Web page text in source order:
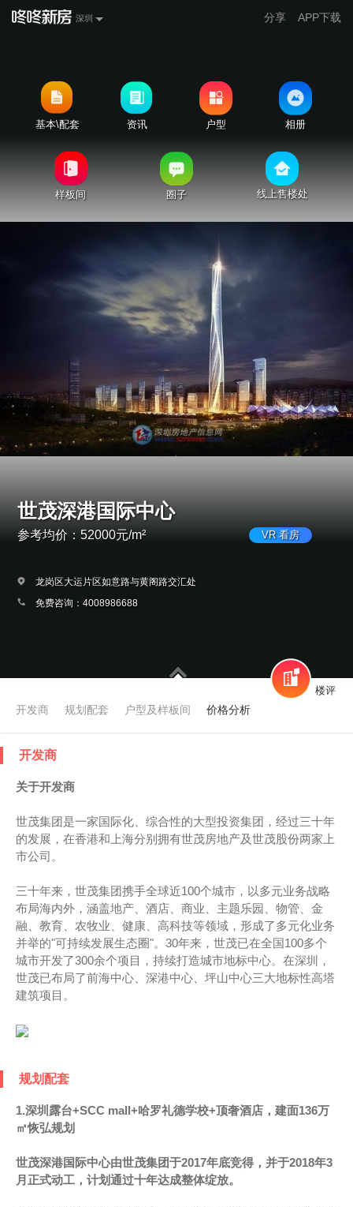
深圳 分享 APP下载
基本\配套 资讯 户型 相册
样板间 圈子 线上售楼处
世茂深港国际中心
参考均价：52000元/m² VR 看房
龙岗区大运片区如意路与黄阁路交汇处
免费咨询：4008986688
楼评
开发商 规划配套 户型及样板间 价格分析
开发商
关于开发商
世茂集团是一家国际化、综合性的大型投资集团，经过三十年
的发展，在香港和上海分别拥有世茂房地产及世茂股份两家上
市公司。
三十年来，世茂集团携手全球近100个城市，以多元业务战略
布局海内外，涵盖地产、酒店、商业、主题乐园、物管、金
融、教育、农牧业、健康、高科技等领域，形成了多元化业务
并举的"可持续发展生态圈"。30年来，世茂已在全国100多个
城市开发了300余个项目，持续打造城市地标中心。在深圳，
世茂已布局了前海中心、深港中心、坪山中心三大地标性高塔
建筑项目。
规划配套
1.深圳露台+SCC mall+哈罗礼德学校+顶奢酒店，建面136万
㎡恢弘规划
世茂深港国际中心由世茂集团于2017年底竞得，并于2018年3
月正式动工，计划通过十年达成整体绽放。